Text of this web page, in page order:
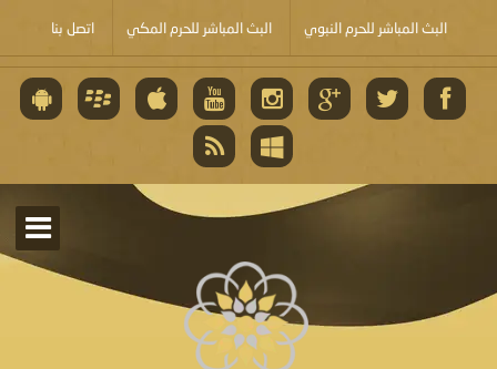
البث المباشر للحرم النبوي البث المباشر للحرم المكي اتصل بنا